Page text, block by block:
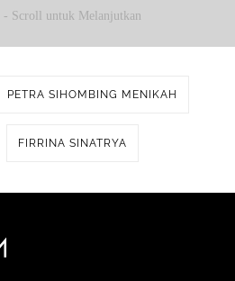
- Scroll untuk Melanjutkan
PETRA SIHOMBING MENIKAH
FIRRINA SINATRYA